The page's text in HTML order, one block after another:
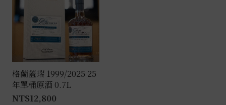
格蘭蓋瑞 1999/2025 25
年單桶原酒 0.7L
NT$12,800